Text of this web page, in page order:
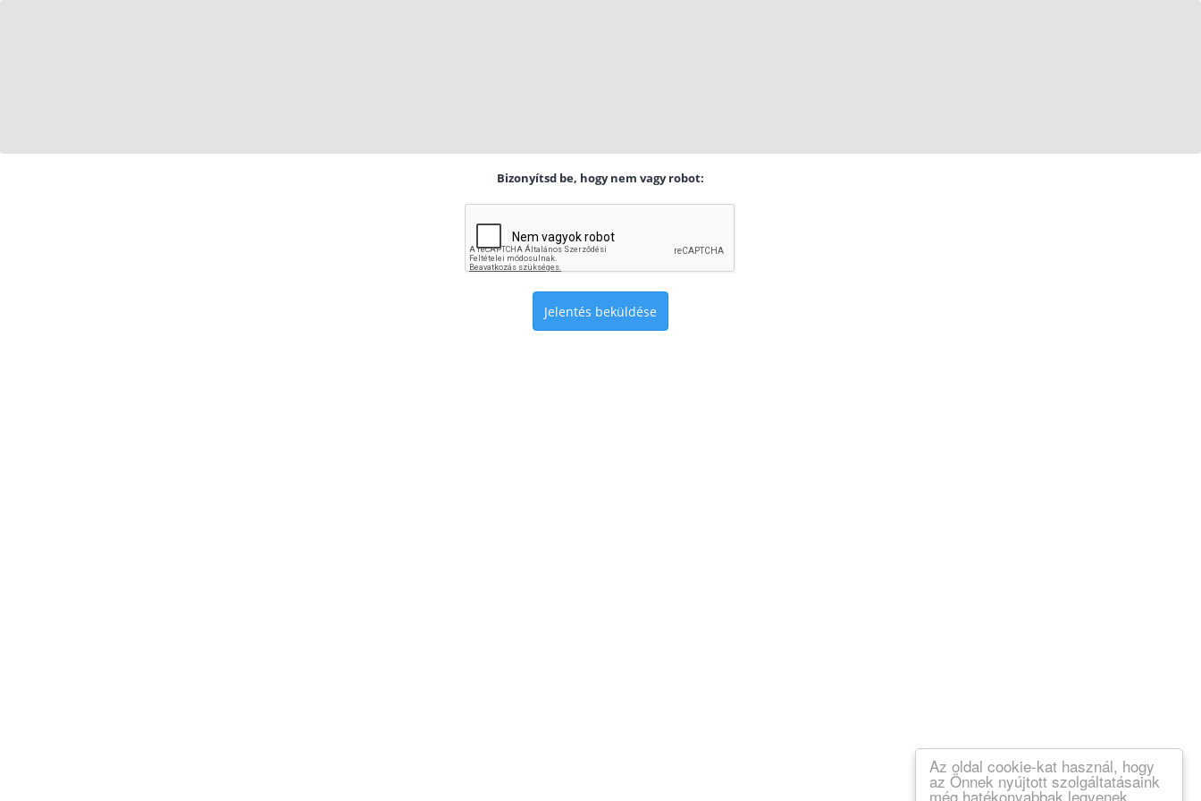
Az oldal cookie-kat használ, hogy
az Önnek nyújtott szolgáltatásaink
még hatékonyabbak legyenek.
Bizonyítsd be, hogy nem vagy robot:
Jelentés beküldése